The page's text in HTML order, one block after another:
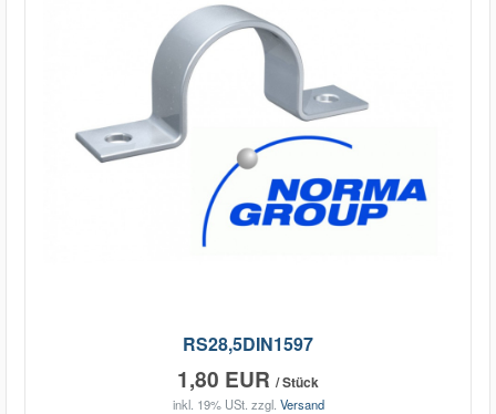
RS28,5DIN1597
1,80 EUR / Stück
inkl. 19% USt. zzgl. Versand